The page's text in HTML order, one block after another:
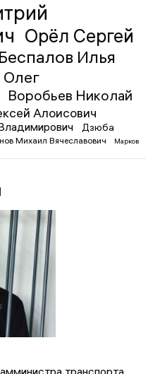
Орёл Сергей
Беспалов Илья
Воробьев Николай
Алоисович
Дзюба
Михаил Вячеславович
Марков
транспорта